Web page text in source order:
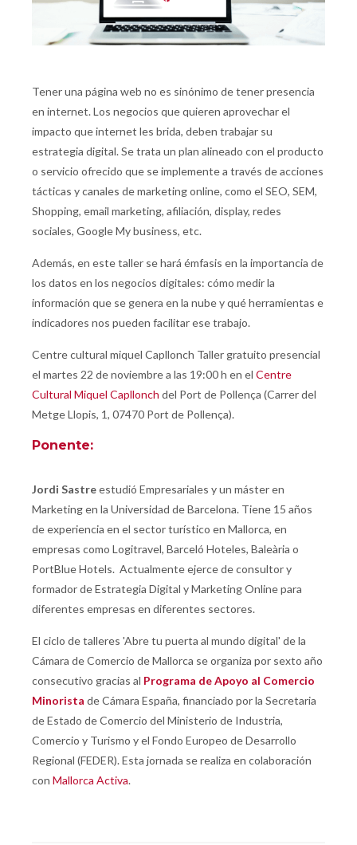
Tener una página web no es sinónimo de tener presencia
en internet. Los negocios que quieren aprovechar el
impacto que internet les brida, deben trabajar su
estrategia digital. Se trata un plan alineado con el producto
o servicio ofrecido que se implemente a través de acciones
tácticas y canales de marketing online, como el SEO, SEM,
Shopping, email marketing, afiliación, display, redes
sociales, Google My business, etc.
Además, en este taller se hará émfasis en la importancia de
los datos en los negocios digitales: cómo medir la
información que se genera en la nube y qué herramientas e
indicadores nos pueden facilitar ese trabajo.
Centre cultural miquel Capllonch Taller gratuito presencial
el martes 22 de noviembre a las 19:00 h en el Centre
Cultural Miquel Capllonch del Port de Pollença (Carrer del
Metge Llopis, 1, 07470 Port de Pollença).
Ponente:
Jordi Sastreestudió Empresariales y un máster en
Marketing en la Universidad de Barcelona. Tiene 15 años
de experiencia en el sector turístico en Mallorca, en
empresas como Logitravel, Barceló Hoteles, Baleària o
PortBlue Hotels. Actualmente ejerce de consultor y
formador de Estrategia Digital y Marketing Online para
diferentes empresas en diferentes sectores.
El ciclo de talleres 'Abre tu puerta al mundo digital' de la
Cámara de Comercio de Mallorca se organiza por sexto año
consecutivo gracias al Programa de Apoyo al Comercio
Minorista de Cámara España, financiado por la Secretaria
de Estado de Comercio del Ministerio de Industria,
Comercio y Turismo y el Fondo Europeo de Desarrollo
Regional (FEDER). Esta jornada se realiza en colaboración
con Mallorca Activa.